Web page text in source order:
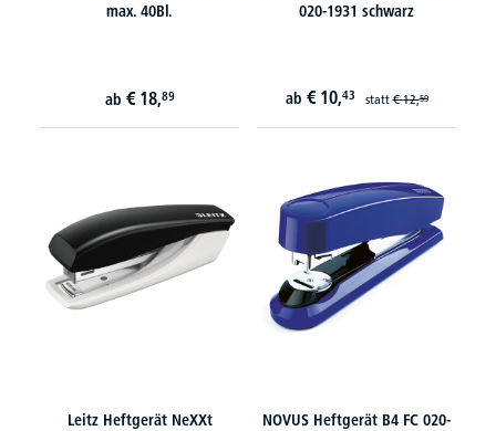
max. 40Bl.
ab € 18,89
020-1931 schwarz
ab € 10,43 statt€ 12,59
Leitz Heftgerät NeXXt
NOVUS Heftgerät B4 FC 020-